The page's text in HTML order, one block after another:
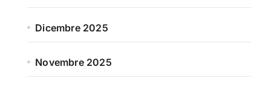
Dicembre 2025
Novembre 2025